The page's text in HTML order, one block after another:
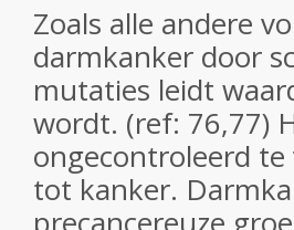
Zoals alle andere
darmkanker door
mutaties leidt
wordt. (ref: 76,77)
ongecontroleerd
tot kanker.